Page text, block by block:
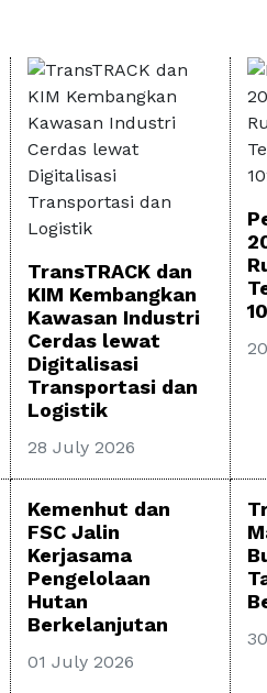
TransTRACK dan
KIM Kembangkan
Kawasan Industri
Cerdas lewat
Digitalisasi
Transportasi dan
Logistik
28 July 2026
Kemenhut dan
FSC Jalin
Kerjasama
Pengelolaan
Hutan
Berkelanjutan
01 July 2026